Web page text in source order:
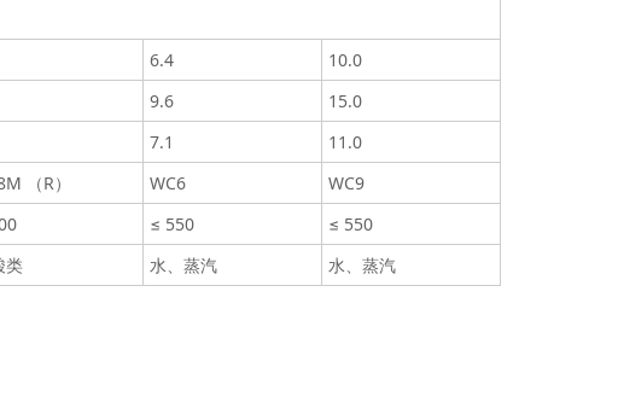
6.4
10.0
9.6
15.0
7.1
11.0
（R） WC6
WC9
≤ 550
≤ 550
类 水、蒸汽 水、蒸汽